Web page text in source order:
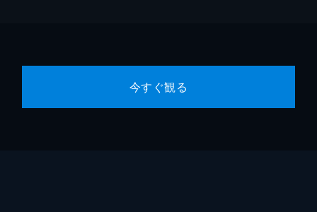
今すぐ観る